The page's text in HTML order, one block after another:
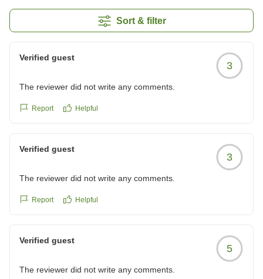
Sort & filter
Verified guest
3
The reviewer did not write any comments.
Report Helpful
Verified guest
3
The reviewer did not write any comments.
Report Helpful
Verified guest
5
The reviewer did not write any comments.